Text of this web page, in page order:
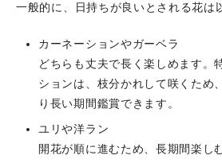
一般的に、日持ちが良いとされる花は
カーネーションやガーベラ
どちらも丈夫で長く楽しめます。
ションは、枝分かれして咲くため
り長い期間鑑賞できます。
ユリや洋ラン
開花が順に進むため、長期間楽し